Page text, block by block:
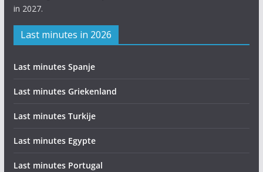
in 2027.
Last minutes in 2026
Last minutes Spanje
Last minutes Griekenland
Last minutes Turkije
Last minutes Egypte
Last minutes Portugal